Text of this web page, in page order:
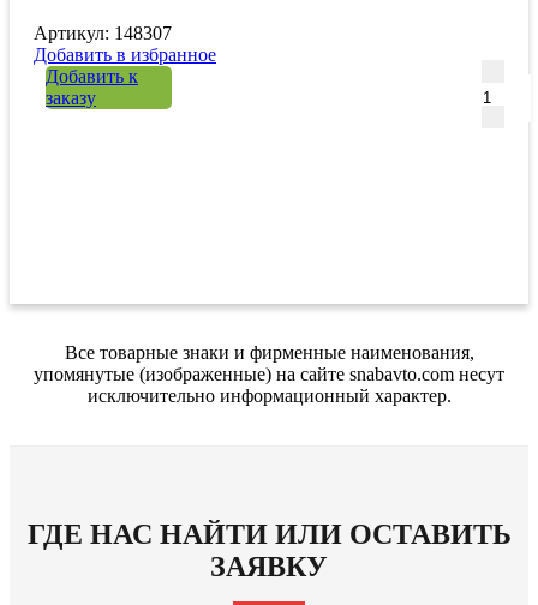
Артикул: 148307
Добавить в избранное
Добавить к
заказу
Все товарные знаки и фирменные наименования,
упомянутые (изображенные) на сайте snabavto.com несут
исключительно информационный характер.
ГДЕ НАС НАЙТИ ИЛИ ОСТАВИТЬ
ЗАЯВКУ